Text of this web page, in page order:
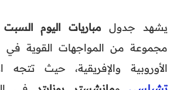
يشهد جدول مباريات اليوم السبت 18 أبريل
مجموعة من المواجهات القوية في
الأوروبية والإفريقية، حيث تتجه